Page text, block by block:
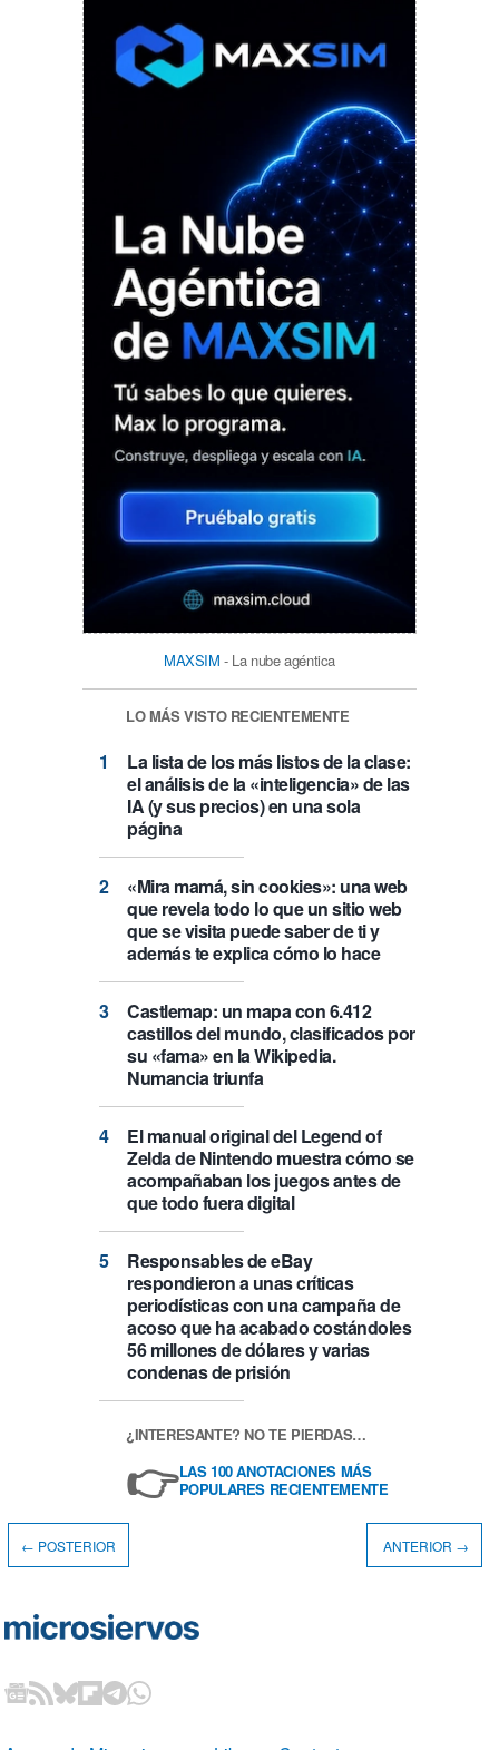
MAXSIM - La nube agéntica
LO MÁS VISTO RECIENTEMENTE
La lista de los más listos de la clase:
el análisis de la «inteligencia» de las
IA (y sus precios) en una sola
página
«Mira mamá, sin cookies»: una web
que revela todo lo que un sitio web
que se visita puede saber de ti y
además te explica cómo lo hace
Castlemap: un mapa con 6.412
castillos del mundo, clasificados por
su «fama» en la Wikipedia.
Numancia triunfa
El manual original del Legend of
Zelda de Nintendo muestra cómo se
acompañaban los juegos antes de
que todo fuera digital
Responsables de eBay
respondieron a unas críticas
periodísticas con una campaña de
acoso que ha acabado costándoles
56 millones de dólares y varias
condenas de prisión
¿INTERESANTE? NO TE PIERDAS…
👉LAS 100 ANOTACIONES MÁS
POPULARES RECIENTEMENTE
← POSTERIOR ANTERIOR →